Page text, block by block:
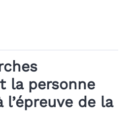
la personne
l’épreuve de la